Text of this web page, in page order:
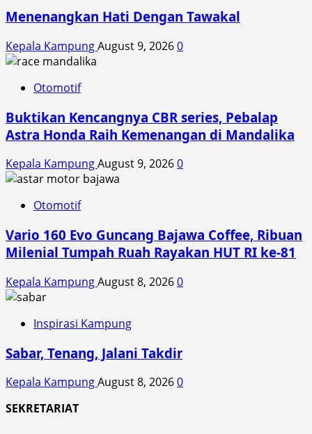
Bantuan
Wujud
Nyata
Yatim
Menenangkan Hati Dengan Tawakal
Kepala KampungAugust 9, 20260
Otomotif
Buktikan Kencangnya CBR series, Pebalap
Astra Honda Raih Kemenangan di Mandalika
Kepala KampungAugust 9, 20260
Otomotif
Vario 160 Evo Guncang Bajawa Coffee, Ribuan
Milenial Tumpah Ruah Rayakan HUT RI ke-81
Kepala KampungAugust 8, 20260
Inspirasi Kampung
Sabar, Tenang, Jalani Takdir
Kepala KampungAugust 8, 20260
SEKRETARIAT